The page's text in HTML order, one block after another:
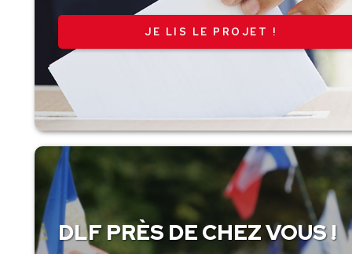
JE LIS LE PROJET !
DLF PRÈS DE CHEZ VOUS !